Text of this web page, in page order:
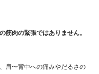
筋肉の緊張ではありません。
肩〜背中への痛みやだるさの